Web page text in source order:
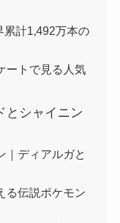
累計1,492万本の
ートで見る人気
とシャイニン
｜ディアルガと
る伝説ポケモン